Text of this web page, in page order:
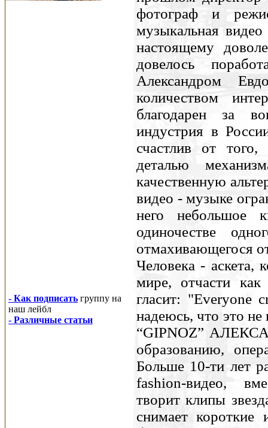
- Как подписать группу на
наш лейбл
- Различные статьи
фотограф и
музыкальная
настоящему
довелось
Александром
количеством
благодарен за
индустрия в
счастлив от
деталью
качественную
видео - музыке
него
одиночестве
отмахивающегося
Человека - аскета,
мире, отчасти
гласит: "Еveryone
надеюсь, что это
“GIPNOZ”
образованию,
Больше 10-ти лет
fashion-видео,
творит клипы
снимает